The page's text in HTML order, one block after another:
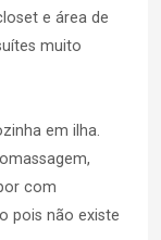
e área de
muito
em ilha.
com
pois não existe